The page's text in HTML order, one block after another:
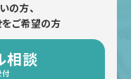
の方、
ご希望の方
相談
付